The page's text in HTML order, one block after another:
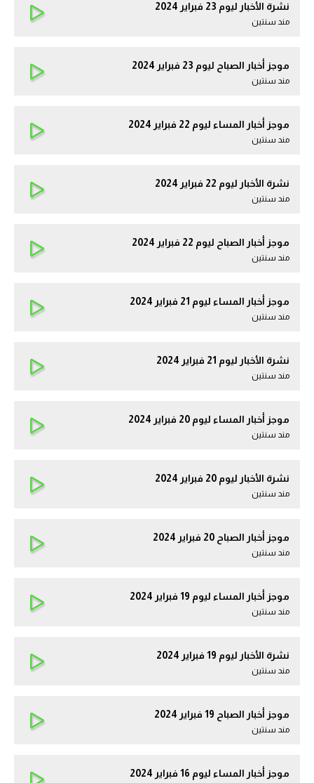
نشرة الأخبار ليوم 23 فبراير 2024
مند سنتين
موجز أخبار الصباح ليوم 23 فبراير 2024
مند سنتين
موجز أخبار المساء ليوم 22 فبراير 2024
مند سنتين
نشرة الأخبار ليوم 22 فبراير 2024
مند سنتين
موجز أخبار الصباح ليوم 22 فبراير 2024
مند سنتين
موجز أخبار المساء ليوم 21 فبراير 2024
مند سنتين
نشرة الأخبار ليوم 21 فبراير 2024
مند سنتين
موجز أخبار المساء ليوم 20 فبراير 2024
مند سنتين
نشرة الأخبار ليوم 20 فبراير 2024
مند سنتين
موجز أخبار الصباح 20 فبراير 2024
مند سنتين
موجز أخبار المساء ليوم 19 فبراير 2024
مند سنتين
نشرة الأخبار ليوم 19 فبراير 2024
مند سنتين
موجز أخبار الصباح 19 فبراير 2024
مند سنتين
موجز أخبار المساء ليوم 16 فبراير 2024